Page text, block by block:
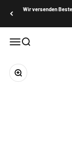
Wir versenden
MenüSuche
Bild vergrößern